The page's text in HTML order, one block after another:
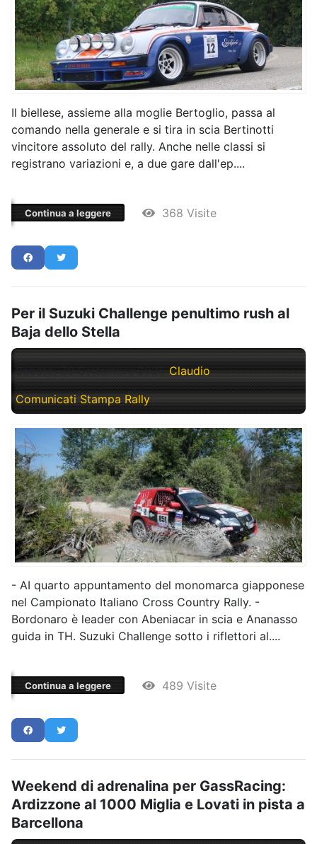
Il biellese, assieme alla moglie Bertoglio, passa al
comando nella generale e si tira in scia Bertinotti
vincitore assoluto del rally. Anche nelle classi si
registrano variazioni e, a due gare dall'ep....
Continua a leggere 368 Visite
Per il Suzuki Challenge penultimo rush al
Baja dello Stella
Sabato, 20 Settembre 2025 Claudio
Comunicati Stampa Rally
- AI quarto appuntamento del monomarca giapponese
nel Campionato Italiano Cross Country Rally. -
Bordonaro è leader con Abeniacar in scia e Ananasso
guida in TH. Suzuki Challenge sotto i riflettori al....
Continua a leggere 489 Visite
Weekend di adrenalina per GassRacing:
Ardizzone al 1000 Miglia e Lovati in pista a
Barcellona